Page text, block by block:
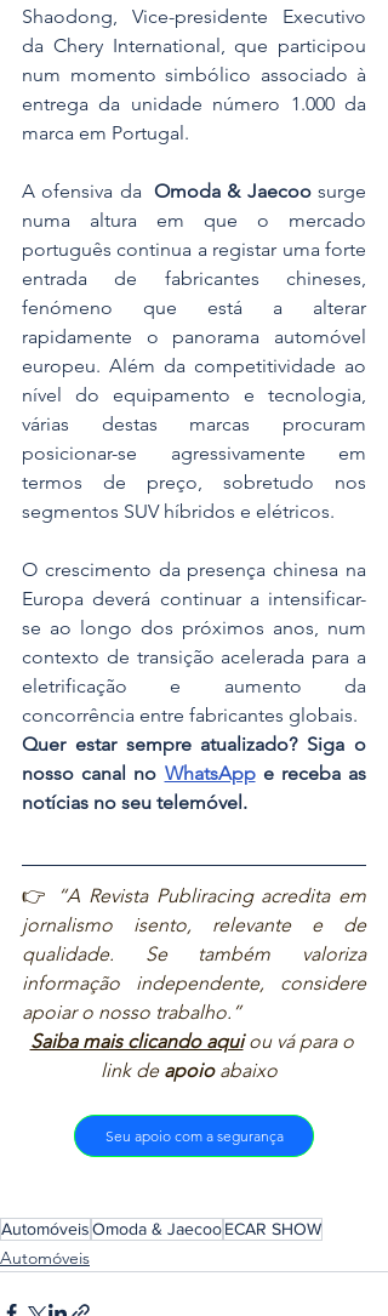
Shaodong, Vice-presidente Executivo
da Chery International, que participou
num momento simbólico associado à
entrega da unidade número 1.000 da
marca em Portugal.
A ofensiva da Omoda & Jaecoo surge
numa altura em que o mercado
português continua a registar uma forte
entrada de fabricantes chineses,
fenómeno que está a alterar
rapidamente o panorama automóvel
europeu. Além da competitividade ao
nível do equipamento e tecnologia,
várias destas marcas procuram
posicionar-se agressivamente em
termos de preço, sobretudo nos
segmentos SUV híbridos e elétricos.
O crescimento da presença chinesa na
Europa deverá continuar a intensificar-
se ao longo dos próximos anos, num
contexto de transição acelerada para a
eletrificação e aumento da
concorrência entre fabricantes globais.
Quer estar sempre atualizado? Siga o
nosso canal no WhatsApp e receba as
notícias no seu telemóvel.
👉
“A Revista Publiracing acredita em
jornalismo isento, relevante e de
qualidade. Se também valoriza
informação independente, considere
apoiar o nosso trabalho.”
Saiba mais clicando aqui ou vá para o
link de apoio abaixo
Seu apoio com a segurança
AutomóveisOmoda & JaecooECAR SHOW
Automóveis